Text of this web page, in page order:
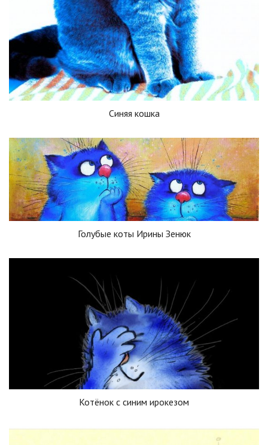
Синяя кошка
Голубые коты Ирины Зенюк
Котёнок с синим ирокезом